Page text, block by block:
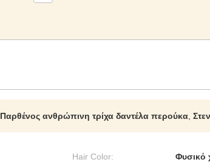
Παρθένος ανθρώπινη τρίχα δαντέλα περούκα
Hair Color: Φυσικό